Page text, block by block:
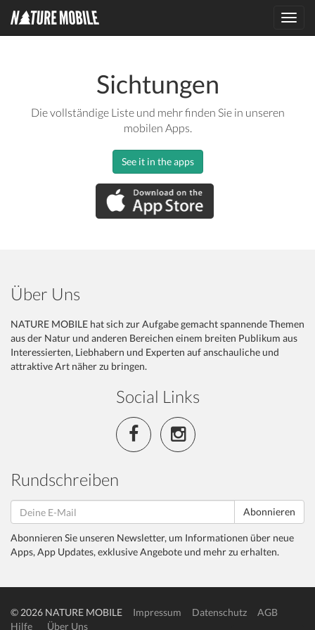
Sichtungen
Die vollständige Liste und mehr finden Sie in unseren
mobilen Apps.
See it in the apps
Über Uns
NATURE MOBILE hat sich zur Aufgabe gemacht spannende Themen
aus der Natur und anderen Bereichen einem breiten Publikum aus
Interessierten, Liebhabern und Experten auf anschauliche und
attraktive Art näher zu bringen.
Social Links
Rundschreiben
Abonnieren
Abonnieren Sie unseren Newsletter, um Informationen über neue
Apps, App Updates, exklusive Angebote und mehr zu erhalten.
© 2026 NATURE MOBILE Impressum Datenschutz
AGB
Hilfe
Über Uns